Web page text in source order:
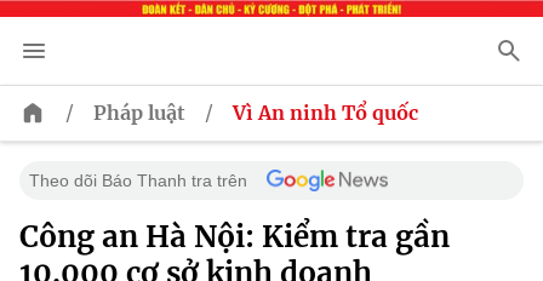
/ Pháp luật / Vì An ninh Tổ quốc
Theo dõi Báo Thanh tra trên
Công an Hà Nội: Kiểm tra gần
10.000 cơ sở kinh doanh